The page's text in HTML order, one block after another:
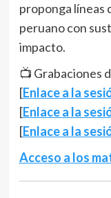
proponga líneas
peruano con
impacto.
📺 Grabaciones
[Enlace a la
[Enlace a la
[Enlace a la
Acceso a los